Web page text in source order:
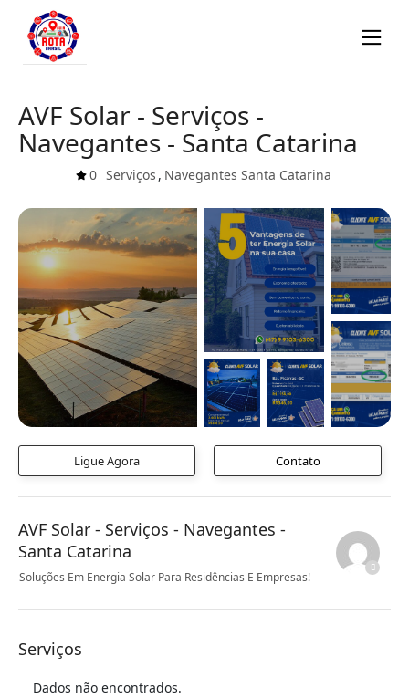
AVF Solar - Serviços -
Navegantes - Santa Catarina
0 Serviços , Navegantes Santa Catarina
Ligue Agora Contato
AVF Solar - Serviços - Navegantes -
Santa Catarina
Soluções Em Energia Solar Para Residências E Empresas!
Serviços
Dados não encontrados.